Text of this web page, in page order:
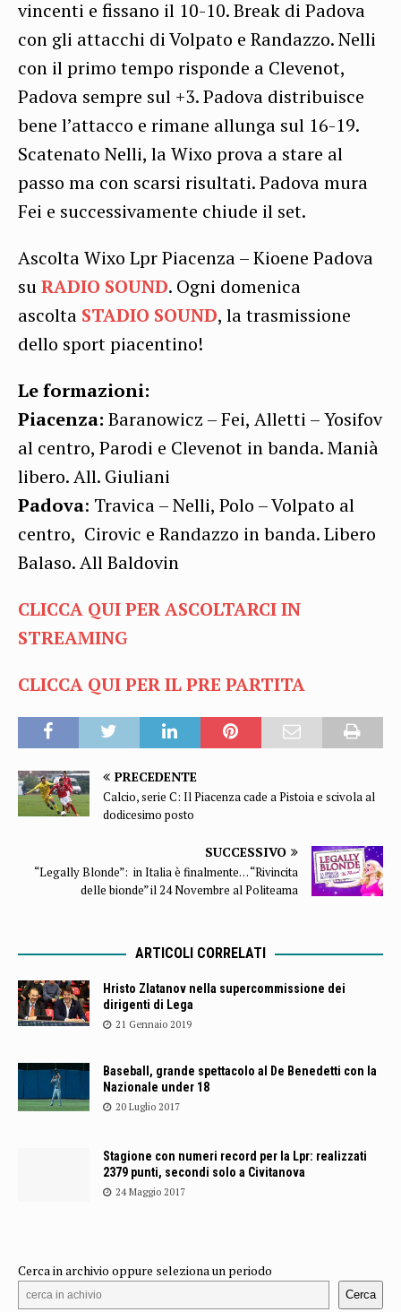
vincenti e fissano il 10-10. Break di Padova
con gli attacchi di Volpato e Randazzo. Nelli
con il primo tempo risponde a Clevenot,
Padova sempre sul +3. Padova distribuisce
bene l’attacco e rimane allunga sul 16-19.
Scatenato Nelli, la Wixo prova a stare al
passo ma con scarsi risultati. Padova mura
Fei e successivamente chiude il set.
Ascolta Wixo Lpr Piacenza – Kioene Padova
suRADIO SOUND. Ogni domenica
ascolta STADIO SOUND, la trasmissione
dello sport piacentino!
Le formazioni:
Piacenza: Baranowicz – Fei, Alletti – Yosifov
al centro, Parodi e Clevenot in banda. Manià
libero. All. Giuliani
Padova: Travica – Nelli, Polo – Volpato al
centro, Cirovic e Randazzo in banda. Libero
Balaso. All Baldovin
CLICCA QUI PER ASCOLTARCI IN
STREAMING
CLICCA QUI PER IL PRE PARTITA
PRECEDENTE
Calcio, serie C: Il Piacenza cade a Pistoia e scivola al
dodicesimo posto
SUCCESSIVO
“Legally Blonde”: in Italia è finalmente… “Rivincita
delle bionde” il 24 Novembre al Politeama
ARTICOLI CORRELATI
Hristo Zlatanov nella supercommissione dei
dirigenti di Lega
21 Gennaio 2019
Baseball, grande spettacolo al De Benedetti con la
Nazionale under 18
20 Luglio 2017
Stagione con numeri record per la Lpr: realizzati
2379 punti, secondi solo a Civitanova
24 Maggio 2017
Cerca in archivio oppure seleziona un periodo
Cerca